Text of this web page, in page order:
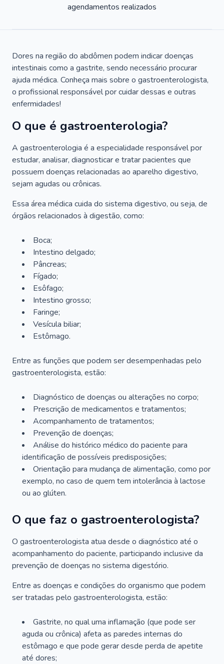
agendamentos realizados
Dores na região do abdômen podem indicar doenças
intestinais como a gastrite, sendo necessário procurar
ajuda médica. Conheça mais sobre o gastroenterologista,
o profissional responsável por cuidar dessas e outras
enfermidades!
O que é gastroenterologia?
A gastroenterologia é a especialidade responsável por
estudar, analisar, diagnosticar e tratar pacientes que
possuem doenças relacionadas ao aparelho digestivo,
sejam agudas ou crônicas.
Essa área médica cuida do sistema digestivo, ou seja, de
órgãos relacionados à digestão, como:
Boca;
Intestino delgado;
Pâncreas;
Fígado;
Esôfago;
Intestino grosso;
Faringe;
Vesícula biliar;
Estômago.
Entre as funções que podem ser desempenhadas pelo
gastroenterologista, estão:
Diagnóstico de doenças ou alterações no corpo;
Prescrição de medicamentos e tratamentos;
Acompanhamento de tratamentos;
Prevenção de doenças;
Análise do histórico médico do paciente para
identificação de possíveis predisposições;
Orientação para mudança de alimentação, como por
exemplo, no caso de quem tem intolerância à lactose
ou ao glúten.
O que faz o gastroenterologista?
O gastroenterologista atua desde o diagnóstico até o
acompanhamento do paciente, participando inclusive da
prevenção de doenças no sistema digestório.
Entre as doenças e condições do organismo que podem
ser tratadas pelo gastroenterologista, estão:
Gastrite, no qual uma inflamação (que pode ser
aguda ou crônica) afeta as paredes internas do
estômago e que pode gerar desde perda de apetite
até dores;